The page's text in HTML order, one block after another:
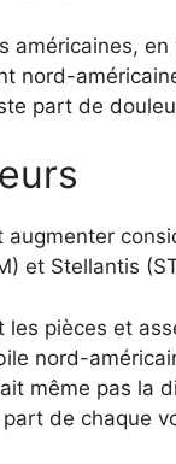
américaines,
nord-
part de
et Stellantis
pièces et
nord-
même pas la
de chaque